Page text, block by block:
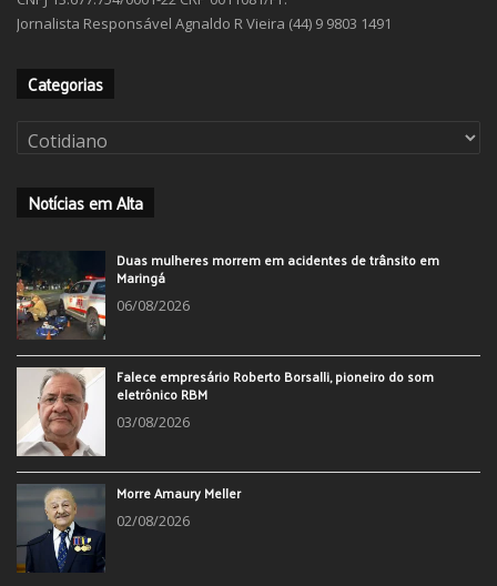
Jornalista Responsável Agnaldo R Vieira (44) 9 9803 1491
Categorias
Categorias
Notícias em Alta
Duas mulheres morrem em acidentes de trânsito em
Maringá
06/08/2026
Falece empresário Roberto Borsalli, pioneiro do som
eletrônico RBM
03/08/2026
Morre Amaury Meller
02/08/2026